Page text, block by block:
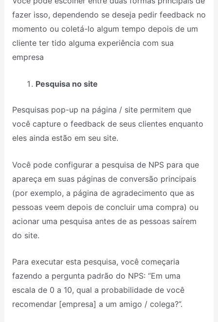
fazer isso, dependendo se deseja pedir feedback no
momento ou coletá-lo algum tempo depois de um
cliente ter tido alguma experiência com sua
empresa
Pesquisa no site
Pesquisas pop-up na página / site permitem que
você capture o feedback de seus clientes enquanto
eles ainda estão em seu site.
Você pode configurar a pesquisa de NPS para que
apareça em suas páginas de conversão principais
(por exemplo, a página de agradecimento que as
pessoas veem depois de concluir uma compra) ou
acionar uma pesquisa antes de as pessoas saírem
do site.
Para executar esta pesquisa, você começaria
fazendo a pergunta padrão do NPS: “Em uma
escala de 0 a 10, qual a probabilidade de você
recomendar [empresa] a um amigo / colega?”.